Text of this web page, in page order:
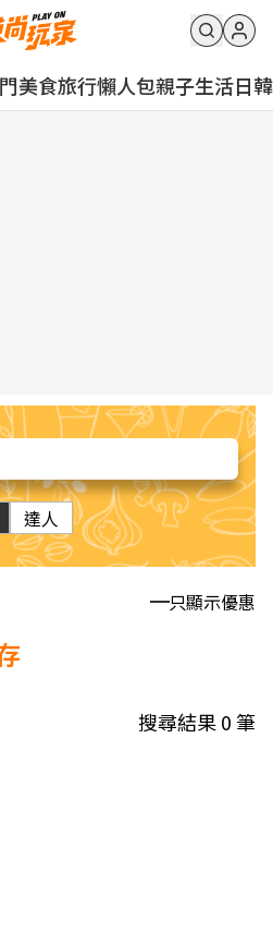
美食旅行懶人包親子生活日韓
達人
只顯示優惠
搜尋結果0筆